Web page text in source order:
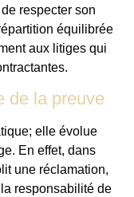
respecter son
équilibrée
aux litiges qui
de la preuve
elle évolue
En effet, dans
une réclamation,
responsabilité de